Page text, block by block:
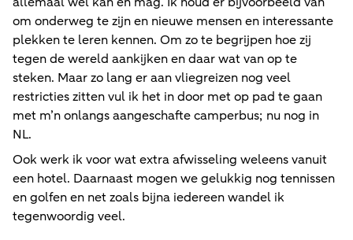
om onderweg te zijn en nieuwe mensen en interessante
plekken te leren kennen. Om zo te begrijpen hoe zij
tegen de wereld aankijken en daar wat van op te
steken. Maar zo lang er aan vliegreizen nog veel
restricties zitten vul ik het in door met op pad te gaan
met m’n onlangs aangeschafte camperbus; nu nog in
NL.
Ook werk ik voor wat extra afwisseling weleens vanuit
een hotel. Daarnaast mogen we gelukkig nog tennissen
en golfen en net zoals bijna iedereen wandel ik
tegenwoordig veel.